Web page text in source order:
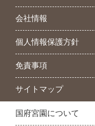
会社情報
個人情報保護方針
免責事項
サイトマップ
国府宮園について